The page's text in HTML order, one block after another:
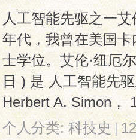
人工智能先驱之一
年代，我曾在美国
士学位。艾伦·纽厄
日 ) 是 人工智能先
Herbert A. Simon，
个人分类:科技史 |